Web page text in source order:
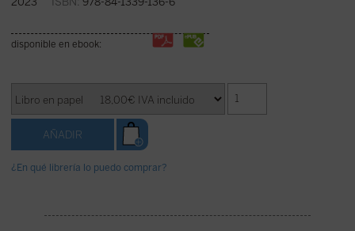
disponible en ebook:
¿En qué librería lo puedo comprar?